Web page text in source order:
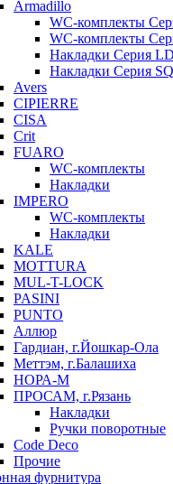
Armadillo
WC-комплекты
WC-комплекты
Накладки Серия LD
Накладки Серия SQ
Avers
CIPIERRE
CISA
Crit
FUARO
WC-комплекты
Накладки
IMPERO
WC-комплекты
Накладки
KALE
MOTTURA
MUL-T-LOCK
PASINI
PUNTO
Аллюр
Гардиан, г.Йошкар-Ола
Меттэм, г.Балашиха
НОРА-М
ПРОСАМ, г.Рязань
Накладки
Ручки поворотные
Code Deco
Прочие
фурнитура